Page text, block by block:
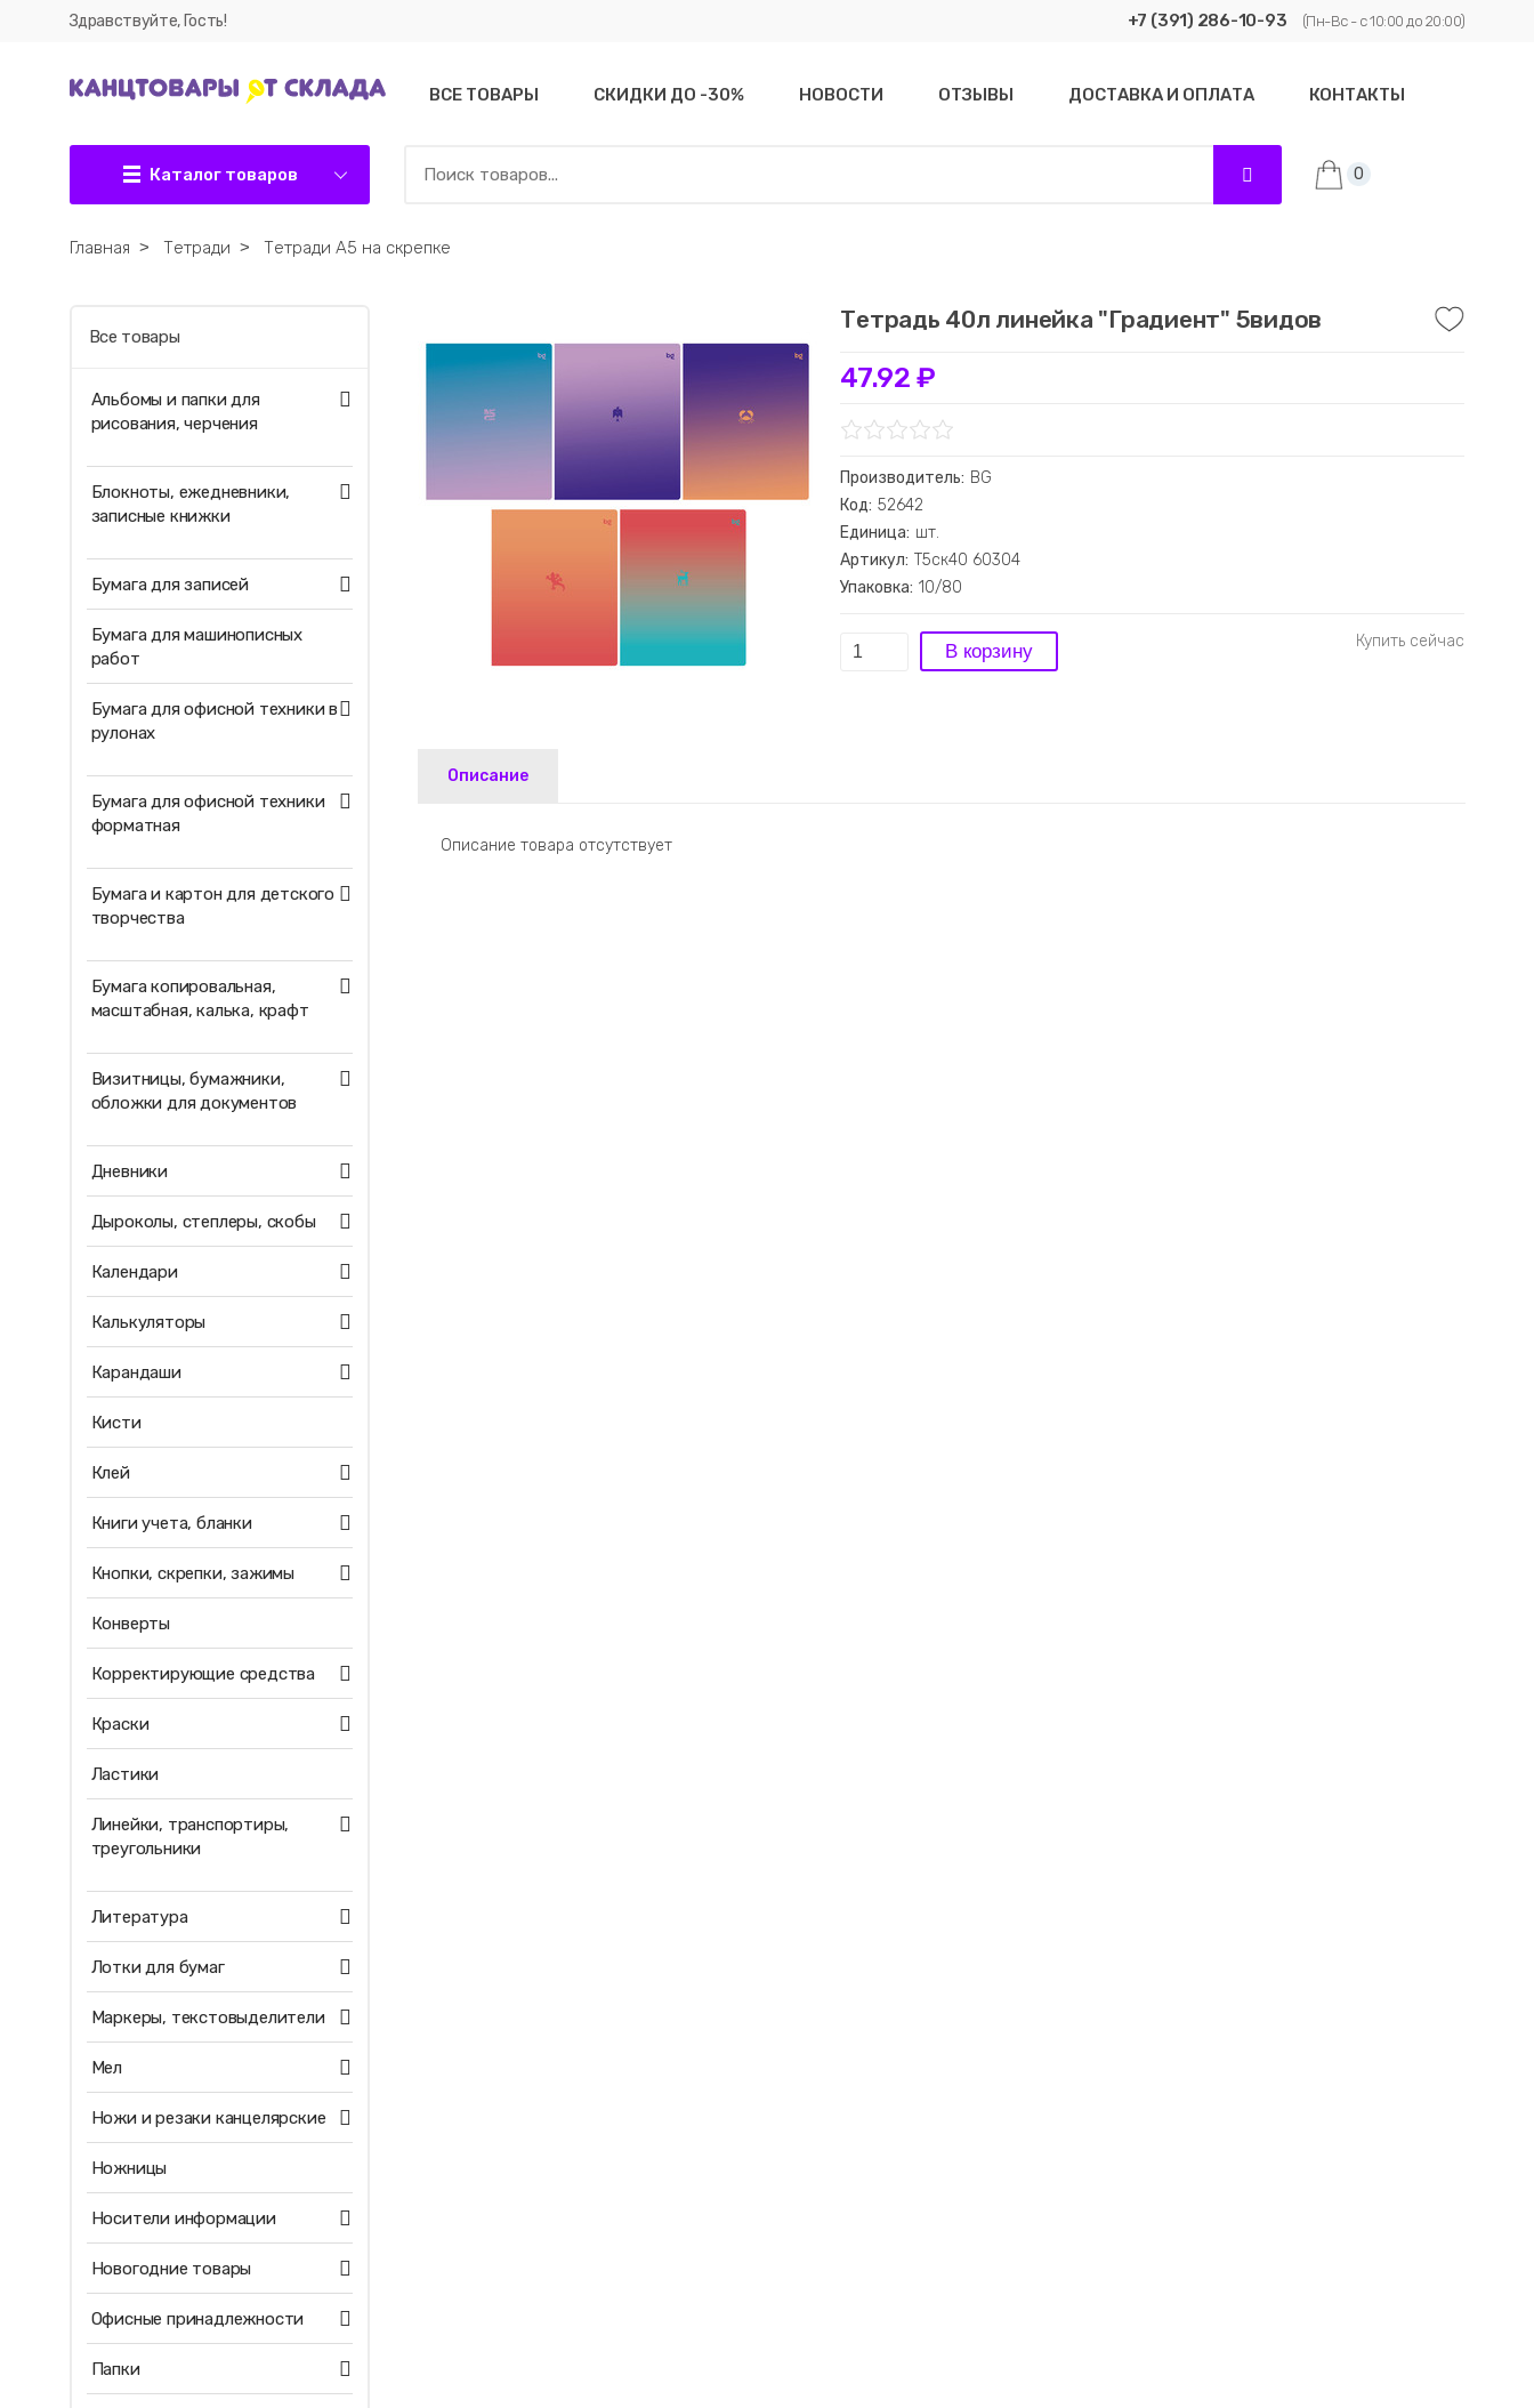
Здравствуйте, Гость! +7 (391) 286-10-93 (Пн-Вс - с 10:00 до 20:00)
Каталог товаров
ВСЕ ТОВАРЫ СКИДКИ ДО -30% НОВОСТИ ОТЗЫВЫ ДОСТАВКА И ОПЛАТА КОНТАКТЫ
0
Главная ˃ Тетради ˃ Тетради А5 на скрепке
Тетрадь 40л линейка "Градиент" 5видов
47.92 ₽
Производитель: BG
Код: 52642
Единица: шт.
Артикул: Т5ск40 60304
Упаковка: 10/80
Описание
Описание товара отсутствует
Все товары
Альбомы и папки для
рисования, черчения
Блокноты, ежедневники,
записные книжки
Бумага для записей
Бумага для машинописных
работ
Бумага для офисной техники в
рулонах
Бумага для офисной техники
форматная
Бумага и картон для детского
творчества
Бумага копировальная,
масштабная, калька, крафт
Визитницы, бумажники,
обложки для документов
Дневники
Дыроколы, степлеры, скобы
Календари
Калькуляторы
Карандаши
Кисти
Клей
Книги учета, бланки
Кнопки, скрепки, зажимы
Конверты
Корректирующие средства
Краски
Ластики
Линейки, транспортиры,
треугольники
Литература
Лотки для бумаг
Маркеры, текстовыделители
Мел
Ножи и резаки канцелярские
Ножницы
Носители информации
Новогодние товары
Офисные принадлежности
Папки